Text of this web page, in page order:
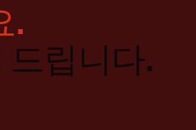
.
립니다.